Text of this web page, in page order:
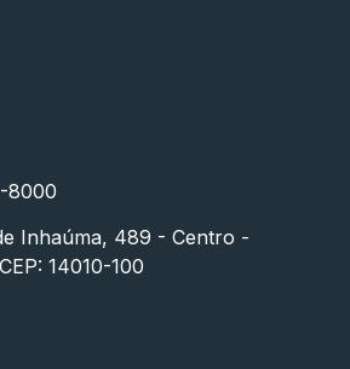
8000
Inhaúma, 489 - Centro -
14010-100